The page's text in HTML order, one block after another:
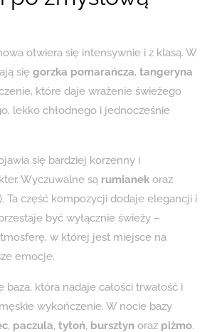
otwiera się intensywnie i z klasą. W
się gorzka pomarańcza, tangeryna
które daje wrażenie świeżego
lekko chłodnego i jednocześnie
się bardziej korzenny i
Wyczuwalne są rumianek oraz
Ta część kompozycji dodaje elegancji i
być wyłącznie świeży –
w której jest miejsce na
emocje.
która nadaje całości trwałość i
wykończenie. W nocie bazy
, paczula, tytoń, bursztyn oraz piżmo.